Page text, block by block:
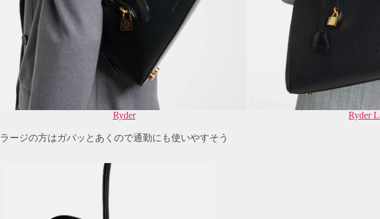
Ryder Ryder
ラージの方はガバッとあくので通勤にも使いやすそう